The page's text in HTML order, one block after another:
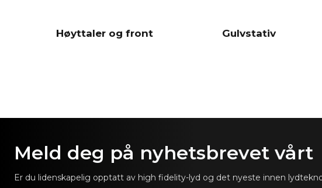
Høyttaler og front Gulvstativ
Meld deg på nyhetsbrevet vårt
Er du lidenskapelig opptatt av high fidelity-lyd og det nyeste innen